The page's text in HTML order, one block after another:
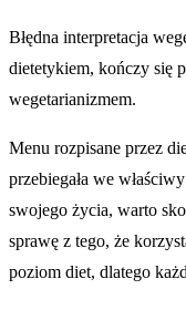
Błędna interpretacja
dietetykiem, kończy się
wegetarianizmem.
Menu rozpisane przez
przebiegała we
swojego życia, warto
sprawę z tego, że
poziom diet, dlatego